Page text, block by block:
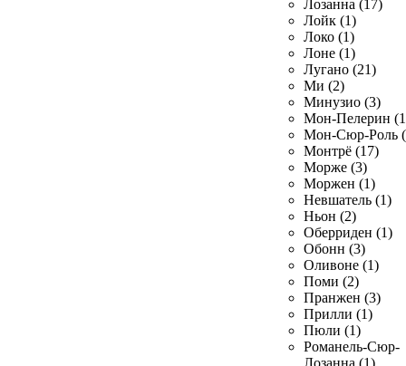
Лозанна (17)
Лойк (1)
Локо (1)
Лоне (1)
Лугано (21)
Ми (2)
Минузио (3)
Мон-Пелерин
Мон-Сюр-Роль
Монтрё (17)
Морже (3)
Моржен (1)
Невшатель (1)
Ньон (2)
Оберриден (1)
Обонн (3)
Оливоне (1)
Поми (2)
Пранжен (3)
Прилли (1)
Пюли (1)
Романель-Сюр-
Лозанна (1)